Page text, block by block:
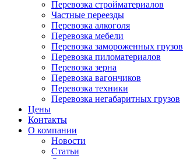
Перевозка стройматериалов
Частные переезды
Перевозка алкоголя
Перевозка мебели
Перевозка замороженных грузов
Перевозка пиломатериалов
Перевозка зерна
Перевозка вагончиков
Перевозка техники
Перевозка негабаритных грузов
Цены
Контакты
О компании
Новости
Статьи